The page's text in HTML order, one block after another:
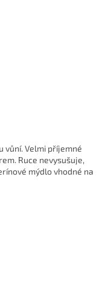
vůní. Velmi příjemné
Ruce nevysušuje,
mýdlo vhodné na